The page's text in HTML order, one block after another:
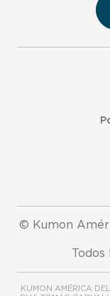
© Kumon
KUMON AMÉRICA